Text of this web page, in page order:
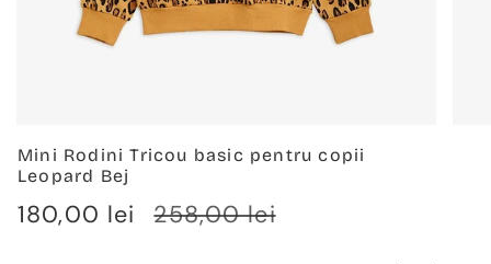
Mini Rodini Tricou basic pentru copii
Leopard Bej
Verkaufspreis
180,00 lei
Regulärer
258,00 lei